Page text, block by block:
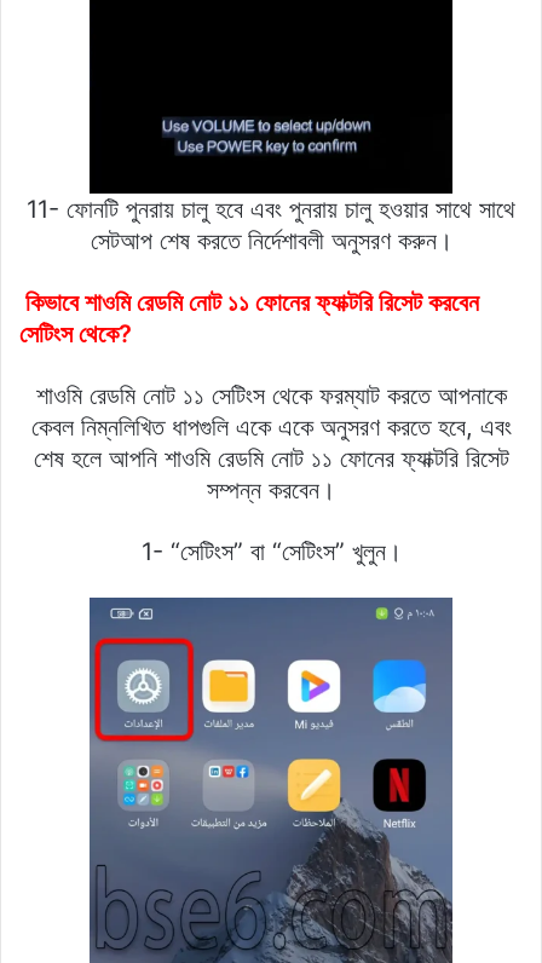
11- ফোনটি পুনরায় চালু হবে এবং পুনরায় চালু হওয়ার সাথে সাথে
সেটআপ শেষ করতে নির্দেশাবলী অনুসরণ করুন।
কিভাবে শাওমি রেডমি নোট ১১ ফোনের ফ্যাক্টরি রিসেট করবেন
সেটিংস থেকে?
শাওমি রেডমি নোট ১১ সেটিংস থেকে ফরম্যাট করতে আপনাকে
কেবল নিম্নলিখিত ধাপগুলি একে একে অনুসরণ করতে হবে, এবং
শেষ হলে আপনি শাওমি রেডমি নোট ১১ ফোনের ফ্যাক্টরি রিসেট
সম্পন্ন করবেন।
1- “সেটিংস” বা “সেটিংস” খুলুন।